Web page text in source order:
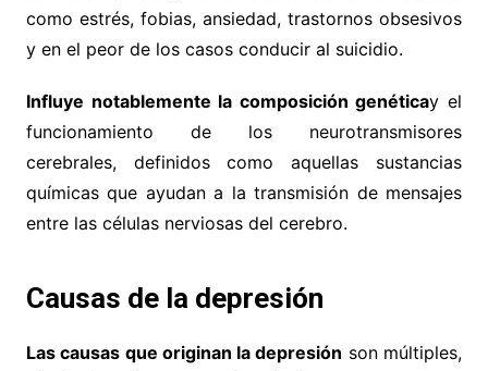
como estrés, fobias, ansiedad, trastornos obsesivos
y en el peor de los casos conducir al suicidio.
Influye notablemente la composición genéticay el
funcionamiento de los neurotransmisores
cerebrales, definidos como aquellas sustancias
químicas que ayudan a la transmisión de mensajes
entre las células nerviosas del cerebro.
Causas de la depresión
Las causas que originan la depresión son múltiples,